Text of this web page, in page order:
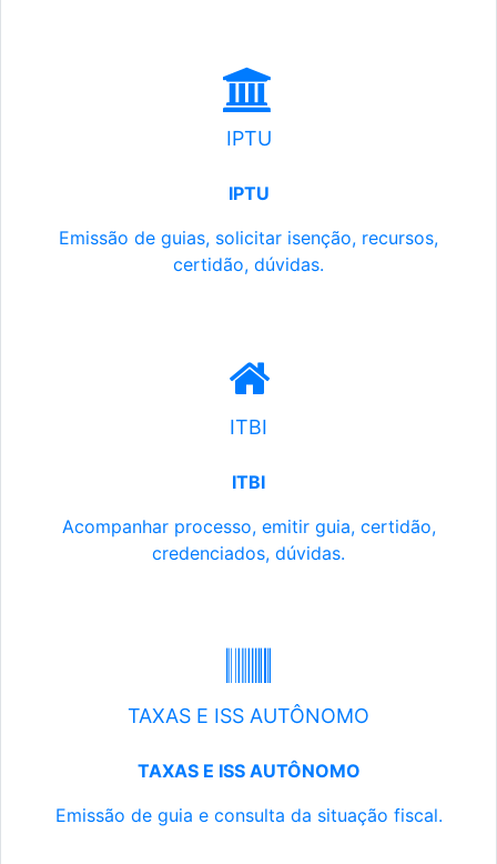
IPTU
IPTU
Emissão de guias, solicitar isenção, recursos,
certidão, dúvidas.
ITBI
ITBI
Acompanhar processo, emitir guia, certidão,
credenciados, dúvidas.
TAXAS E ISS AUTÔNOMO
TAXAS E ISS AUTÔNOMO
Emissão de guia e consulta da situação fiscal.